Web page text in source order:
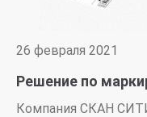
26 февраля 2021
Решение по
для ритейла
Компания СКАН